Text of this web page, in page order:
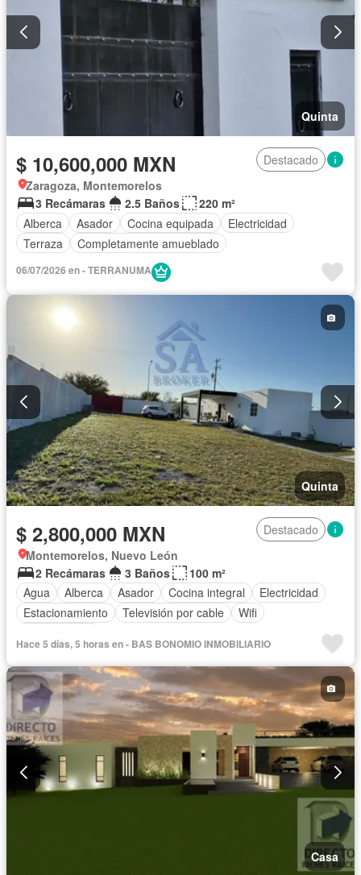
Quinta
$ 10,600,000 MXN
Destacado
Zaragoza, Montemorelos
3 Recámaras
2.5 Baños
220 m²
Alberca
Asador Cocina equipada
Electricidad
Terraza
Completamente amueblado
06/07/2026 en - TERRANUMA
Quinta
$ 2,800,000 MXN
Destacado
Montemorelos, Nuevo León
2 Recámaras
3 Baños
100 m²
Agua
Alberca Asador Cocina integral
Electricidad
Estacionamiento
Televisión por cable
Wifi
Hace 5 días, 5 horas en - BAS BONOMIO INMOBILIARIO
Casa